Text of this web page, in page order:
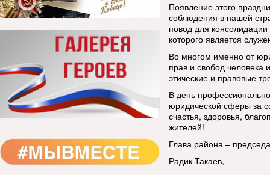
Появление этого
соблюдения в нашей
повод для
которого является
Во многом именно от
прав и свобод человека
этические и правовые
В день
юридической сферы за
счастья, здоровья,
жителей!
Глава района –
Радик Такаев,